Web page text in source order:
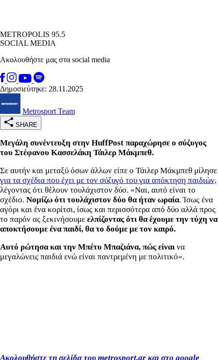
METROPOLIS 95.5
SOCIAL MEDIA
Ακολουθήστε μας στα social media
Δημοσιεύτηκε: 28.11.2025
Metrosport Team
SHARE
Μεγάλη συνέντευξη στην HuffPost παραχώρησε ο σύζυγος
του Στέφανου Κασσελάκη Τάιλερ Μάκμπεθ.
Σε αυτήν και μεταξύ όσων άλλων είπε ο Τάιλερ Μάκμπεθ μίλησε
για τα σχέδια που έχει με τον σύζυγό του για απόκτηση παιδιών,
λέγοντας ότι θέλουν τουλάχιστον δύο. «Ναι, αυτό είναι το
σχέδιο. Νομίζω ότι τουλάχιστον δύο θα ήταν ωραία. Ίσως ένα
αγόρι και ένα κορίτσι, ίσως και περισσότερα από δύο αλλά προς
το παρόν ας ξεκινήσουμε ελπίζοντας ότι θα έχουμε την τύχη να
αποκτήσουμε ένα παιδί, θα το δούμε με τον καιρό.
Αυτό ρώτησα και την Μπέτυ Μπαζιάνα, πώς είναινα
μεγαλώνεις παιδιά ενώ είναι παντρεμένη με πολιτικό».
Ακολουθήστε τη σελίδα του metrosport.gr και στο google